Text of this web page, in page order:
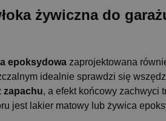
żywiczna do
epoksydowazaprojektowana
idealnie sprawdzi się
zapachu, a efekt końcowy zachwyci
jest lakier matowy lub żywica